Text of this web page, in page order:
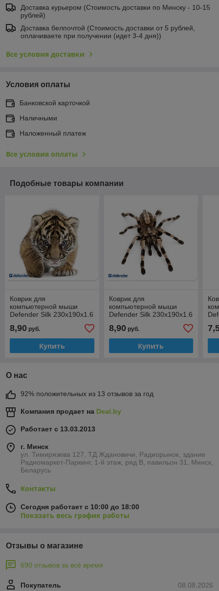
Доставка курьером (Стоимость доставки по Минску - 10-15
рублей)
Доставка белпочтой (Стоимость доставки от 5 рублей,
оплачиваете при получении (идет 3-4 дня))
Все условия доставки
Условия оплаты
Банковской карточкой
Наличными
Наложенный платеж
Все условия оплаты
Подобные товары компании
Коврик для
компьютерной мыши
Defender Silk 230x190x1.6
8,90 руб.
Купить
Коврик для
компьютерной мыши
Defender Silk 230x190x1.6
8,90руб.
Купить
О нас
92% положительных из 13 отзывов за год
Компания продает на Deal.by
Работает с 13.03.2013
г. Минск
ул. Тимирязева 127, ТД Ждановичи, Радиорынок, здание
Радиомаркет-Паркинг, 1-й этаж, ряд В, павильон 31, Минск,
Беларусь
Контакты
Сегодня работает с 10:00 до 18:00
Показать весь график работы
Отзывы о магазине
690 отзывов за всё время
08.08.2026
Покупатель